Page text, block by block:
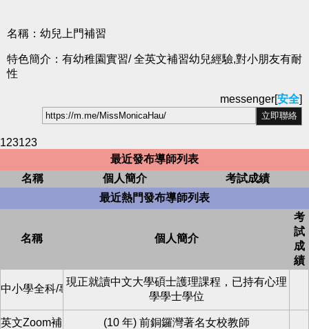
名稱：幼兒上門補習
特色簡介：有幼稚園實習/ 全英文補習幼兒經驗,對小朋友有耐
性
messenger[安全]
123123
最近發布導師列表
名稱
個人簡介
考試成績
最近熱門發布導師列表
名稱 個人簡介
考
試
成
績
中小學全科/專科/補底
現正就讀中文大學碩士護理課程，已持有心理
學學士學位
英文Zoom補習 (10 年) 前銅鑼灣著名女校教師